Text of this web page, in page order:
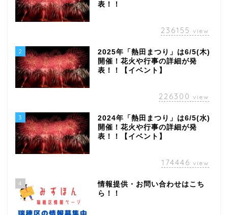
表！！
236155 view
2
2025年「熱田まつり」は6/5(木)
開催！花火や行事の詳細が発
表！！【イベント】
226300 view
3
2024年「熱田まつり」は6/5(水)
開催！花火や行事の詳細が発
表！！【イベント】
174446 view
4
情報提供・お問い合わせはこち
ら！！